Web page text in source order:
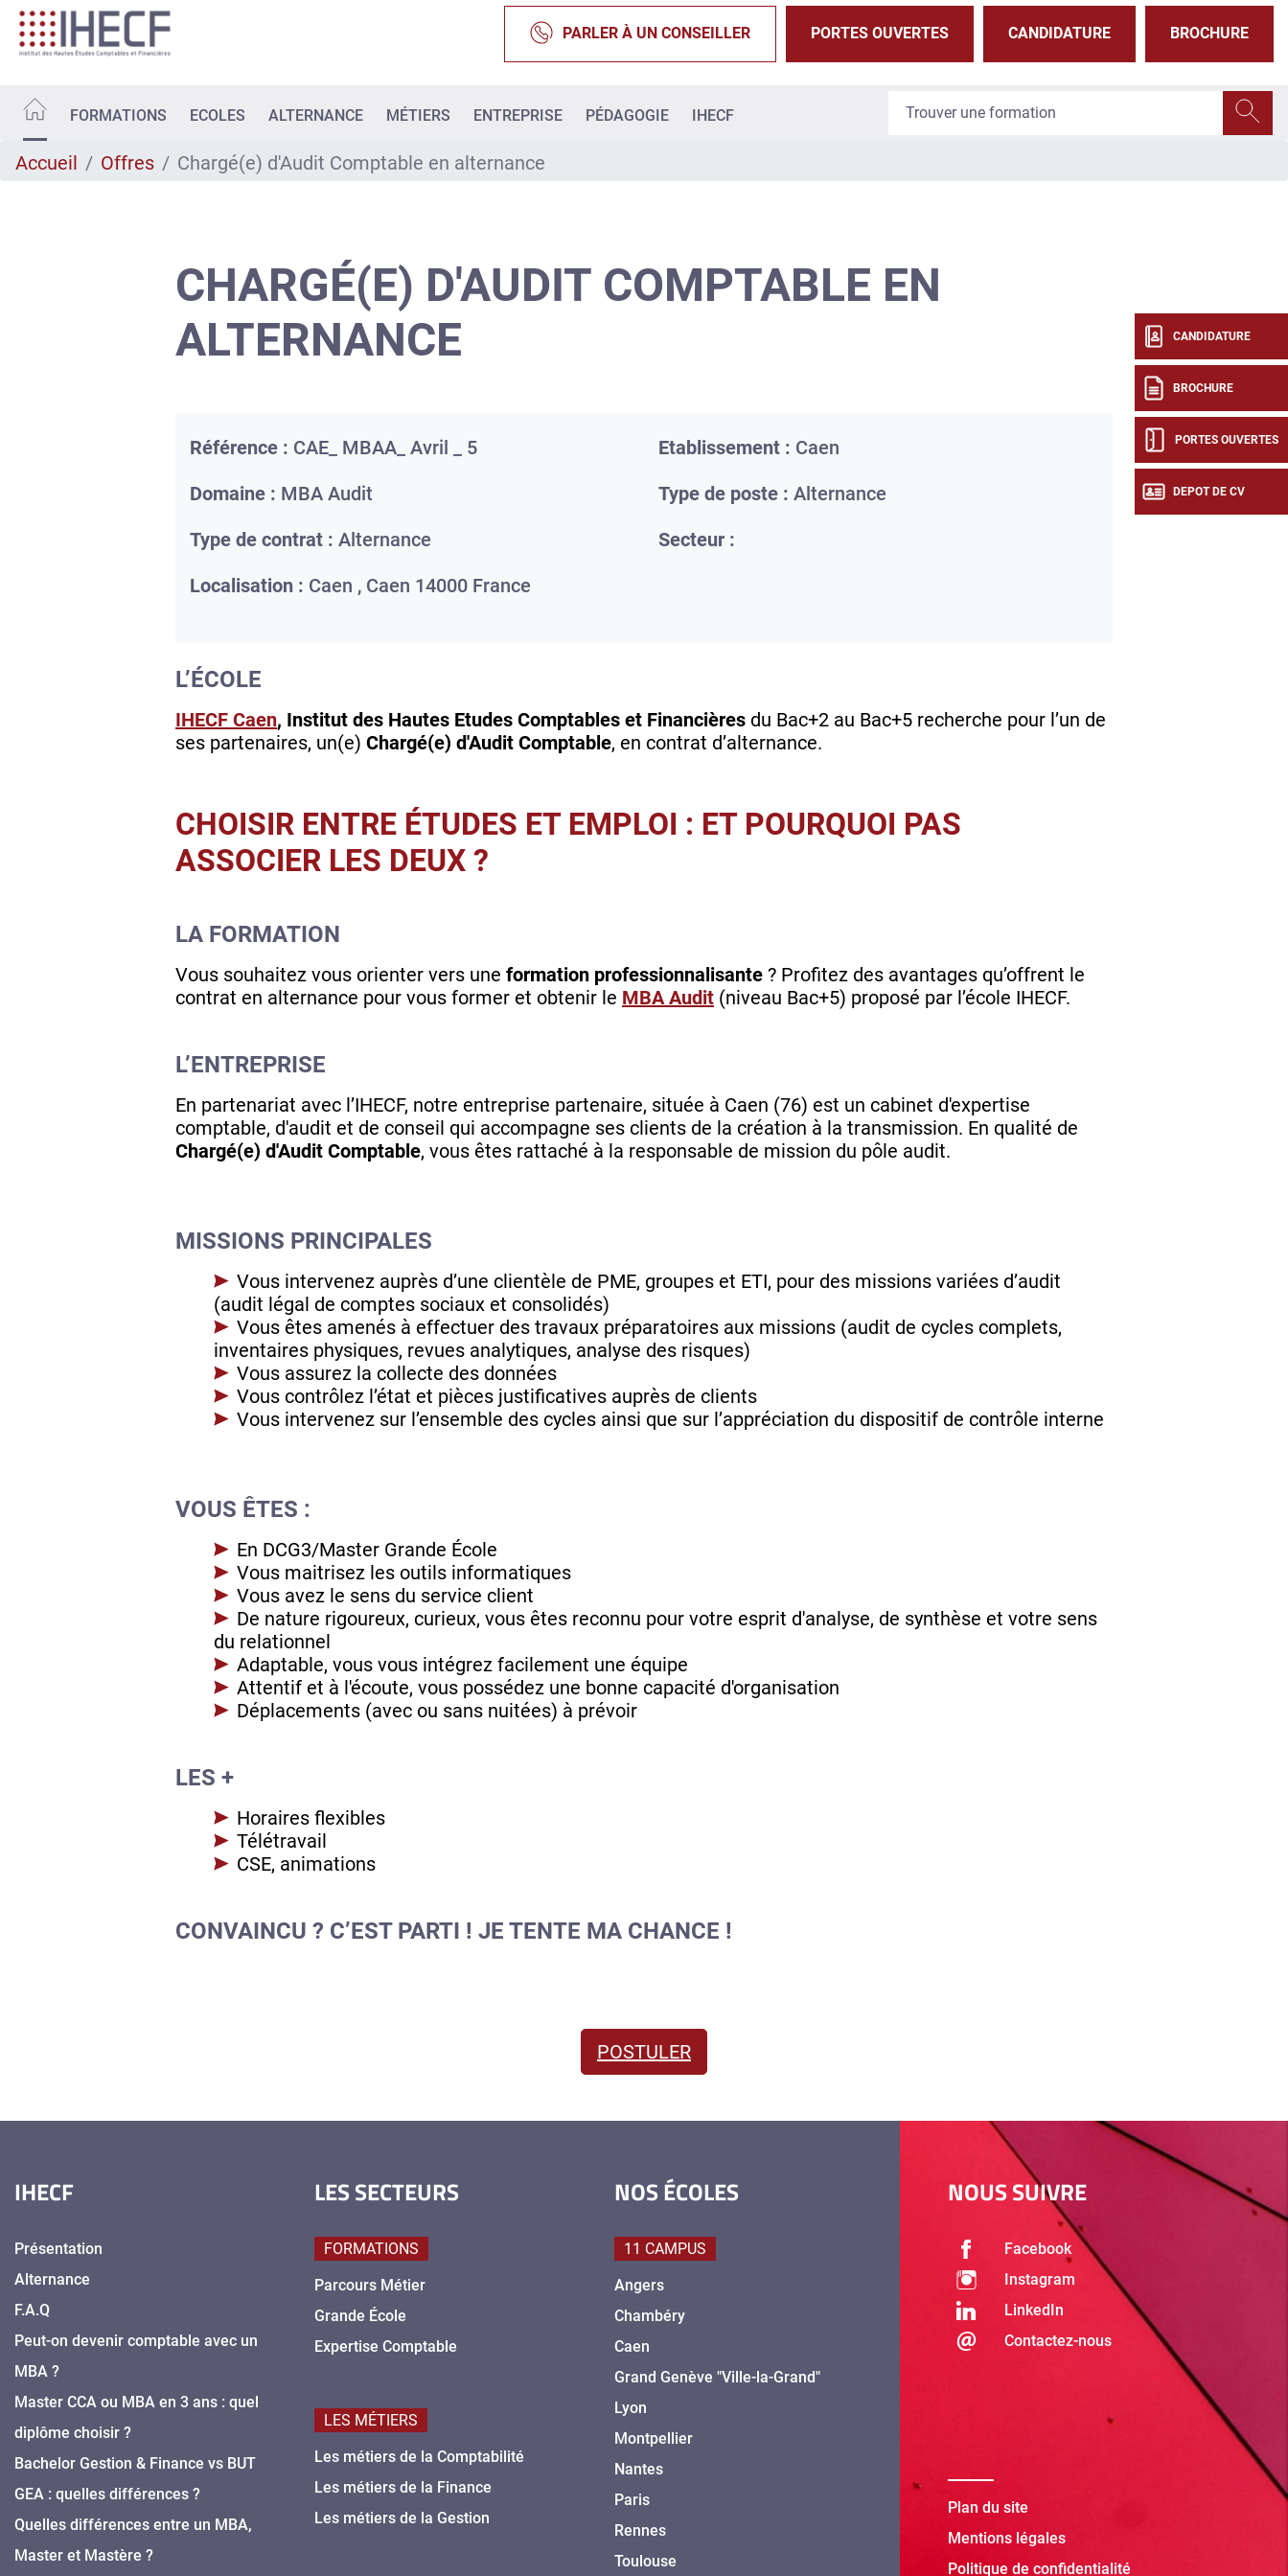
Aller
contenu
PARLER À UN CONSEILLER PORTES OUVERTES CANDIDATURE BROCHURE
FORMATIONS ECOLES ALTERNANCE MÉTIERS ENTREPRISE PÉDAGOGIE IHECF
CANDIDATURE
BROCHURE
PORTES OUVERTES
DEPOT DE CV
Accueil Offres Chargé(e) d'Audit Comptable en alternance
CHARGÉ(E) D'AUDIT COMPTABLE EN
ALTERNANCE
Référence : CAE_ MBAA_ Avril _ 5 Etablissement : Caen
Domaine : MBA Audit Type de poste : Alternance
Type de contrat : Alternance
Secteur :
Localisation : Caen , Caen 14000 France
L’ÉCOLE
IHECF Caen, Institut des Hautes Etudes Comptables et Financières du Bac+2 au Bac+5 recherche pour l’un de
ses partenaires, un(e) Chargé(e) d'Audit Comptable, en contrat d’alternance.
CHOISIR ENTRE ÉTUDES ET EMPLOI : ET POURQUOI PAS
ASSOCIER LES DEUX ?
LA FORMATION
Vous souhaitez vous orienter vers une formation professionnalisante ? Profitez des avantages qu’offrent le
contrat en alternance pour vous former et obtenir le MBA Audit (niveau Bac+5) proposé par l’école IHECF.
L’ENTREPRISE
En partenariat avec l’IHECF, notre entreprise partenaire, située à Caen (76) est un cabinet d'expertise
comptable, d'audit et de conseil qui accompagne ses clients de la création à la transmission. En qualité de
Chargé(e) d'Audit Comptable, vous êtes rattaché à la responsable de mission du pôle audit.
MISSIONS PRINCIPALES
Vous intervenez auprès d’une clientèle de PME, groupes et ETI, pour des missions variées d’audit
(audit légal de comptes sociaux et consolidés)
Vous êtes amenés à effectuer des travaux préparatoires aux missions (audit de cycles complets,
inventaires physiques, revues analytiques, analyse des risques)
Vous assurez la collecte des données
Vous contrôlez l’état et pièces justificatives auprès de clients
Vous intervenez sur l’ensemble des cycles ainsi que sur l’appréciation du dispositif de contrôle interne
VOUS ÊTES :
En DCG3/Master Grande École
Vous maitrisez les outils informatiques
Vous avez le sens du service client
De nature rigoureux, curieux, vous êtes reconnu pour votre esprit d'analyse, de synthèse et votre sens
du relationnel
Adaptable, vous vous intégrez facilement une équipe
Attentif et à l'écoute, vous possédez une bonne capacité d'organisation
Déplacements (avec ou sans nuitées) à prévoir
LES +
Horaires flexibles
Télétravail
CSE, animations
CONVAINCU ? C’EST PARTI ! JE TENTE MA CHANCE !
POSTULER
IHECF
Présentation
Alternance
F.A.Q
Peut-on devenir comptable avec un
MBA ?
Master CCA ou MBA en 3 ans : quel
diplôme choisir ?
Bachelor Gestion & Finance vs BUT
GEA : quelles différences ?
Quelles différences entre un MBA,
Master et Mastère ?
LES SECTEURS
FORMATIONS
Parcours Métier
Grande École
Expertise Comptable
LES MÉTIERS
Les métiers de la Comptabilité
Les métiers de la Finance
Les métiers de la Gestion
NOS ÉCOLES
11 CAMPUS
Angers
Chambéry
Caen
Grand Genève "Ville-la-Grand"
Lyon
Montpellier
Nantes
Paris
Rennes
Toulouse
NOUS SUIVRE
Facebook
Instagram
LinkedIn
Contactez-nous
Plan du site
Mentions légales
Politique de confidentialité